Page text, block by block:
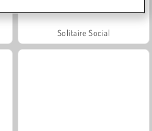
Solitaire Social